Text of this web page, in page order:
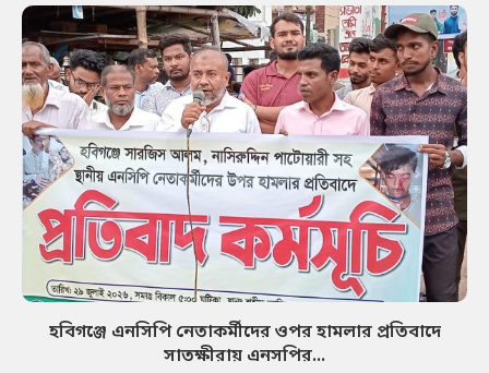
হবিগঞ্জে এনসিপি নেতাকর্মীদের ওপর হামলার প্রতিবাদে
সাতক্ষীরায় এনসপির...